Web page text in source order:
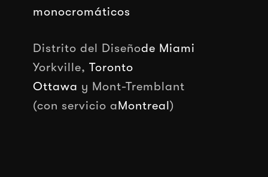
monocromáticos
Distrito del Diseñode Miami
Yorkville, Toronto
Ottawa y Mont-Tremblant
(con servicio aMontreal)